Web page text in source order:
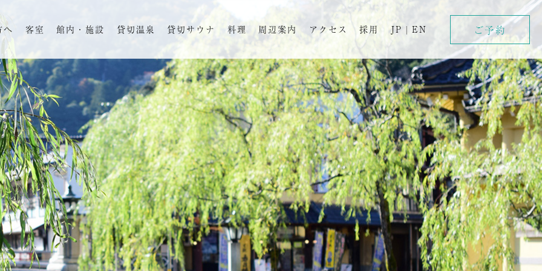
へ 客室 館内・施設 貸切温泉 貸切サウナ 料理 周辺案内 アクセス 採用 JP | EN ご予約